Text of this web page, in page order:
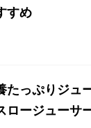
すめ
たっぷりジュ
ロージューサ